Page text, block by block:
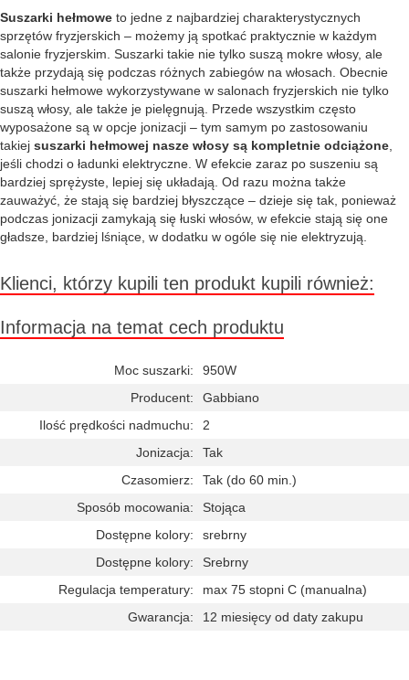
Suszarki hełmowe to jedne z najbardziej charakterystycznych
sprzętów fryzjerskich – możemy ją spotkać praktycznie w każdym
salonie fryzjerskim. Suszarki takie nie tylko suszą mokre włosy, ale
także przydają się podczas różnych zabiegów na włosach. Obecnie
suszarki hełmowe wykorzystywane w salonach fryzjerskich nie tylko
suszą włosy, ale także je pielęgnują. Przede wszystkim często
wyposażone są w opcje jonizacji – tym samym po zastosowaniu
takiej suszarki hełmowej nasze włosy są kompletnie odciążone
jeśli chodzi o ładunki elektryczne. W efekcie zaraz po suszeniu są
bardziej sprężyste, lepiej się układają. Od razu można także
zauważyć, że stają się bardziej błyszczące – dzieje się tak, ponieważ
podczas jonizacji zamykają się łuski włosów, w efekcie stają się one
gładsze, bardziej lśniące, w dodatku w ogóle się nie elektryzują.
Klienci, którzy kupili ten produkt kupili również:
Informacja na temat cech produktu
Moc suszarki:
950W
Producent:
Gabbiano
Ilość prędkości nadmuchu:
2
Jonizacja:
Tak
Czasomierz:
Tak (do 60 min.)
Sposób mocowania:
Stojąca
Dostępne kolory:
srebrny
Dostępne kolory:
Srebrny
Regulacja temperatury:
max 75 stopni C (manualna)
Gwarancja:
12 miesięcy od daty zakupu